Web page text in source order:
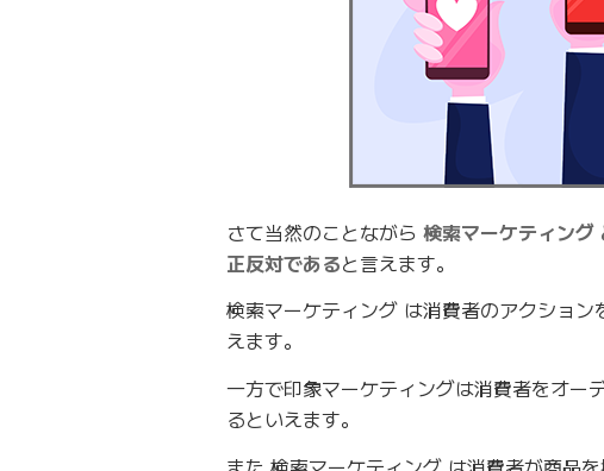
さて当然のことながら 検索マーケティング
正反対であると言えます。
検索マーケティング は消費者のアクショ
えます。
一方で印象マーケティングは消費者をオー
るといえます。